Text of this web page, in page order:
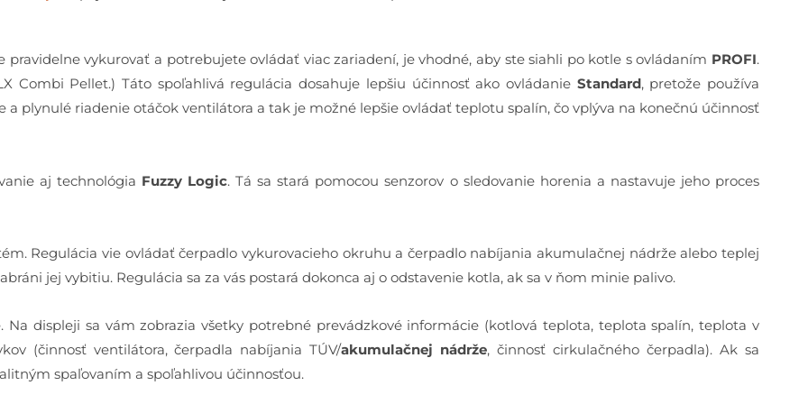
vykurovať a potrebujete ovládať viac zariadení, je vhodné, aby ste siahli po kotle s ovládaním PROFI.
Combi Pellet.) Táto spoľahlivá regulácia dosahuje lepšiu účinnosť ako ovládanieStandard, pretože používa
a plynulé riadenie otáčok ventilátora a tak je možné lepšie ovládať teplotu spalín, čo vplýva na konečnú účinnosť
aj technológia Fuzzy Logic. Tá sa stará pomocou senzorov o sledovanie horenia a nastavuje jeho proces
Regulácia vie ovládať čerpadlo vykurovacieho okruhu a čerpadlo nabíjania akumulačnej nádrže alebo teplej
jej vybitiu. Regulácia sa za vás postará dokonca aj o odstavenie kotla, ak sa v ňom minie palivo.
displeji sa vám zobrazia všetky potrebné prevádzkové informácie (kotlová teplota, teplota spalín, teplota v
(činnosť ventilátora, čerpadla nabíjania TÚV/akumulačnej nádrže, činnosť cirkulačného čerpadla). Ak sa
spaľovaním a spoľahlivou účinnosťou.